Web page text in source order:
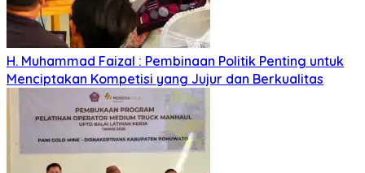
H. Muhammad Faizal : Pembinaan Politik Penting untuk
Menciptakan Kompetisi yang Jujur dan Berkualitas